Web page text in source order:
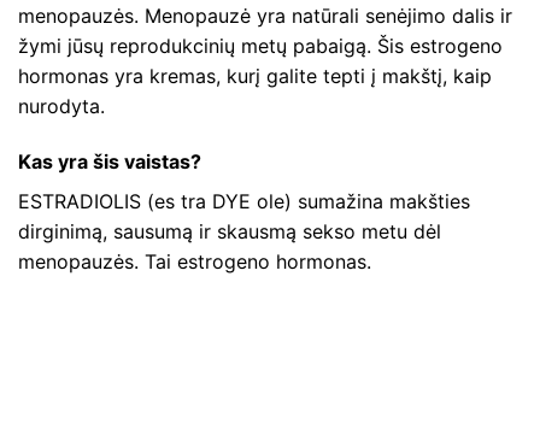
menopauzės. Menopauzė yra natūrali senėjimo dalis ir
žymi jūsų reprodukcinių metų pabaigą. Šis estrogeno
hormonas yra kremas, kurį galite tepti į makštį, kaip
nurodyta.
Kas yra šis vaistas?
ESTRADIOLIS (es tra DYE ole) sumažina makšties
dirginimą, sausumą ir skausmą sekso metu dėl
menopauzės. Tai estrogeno hormonas.